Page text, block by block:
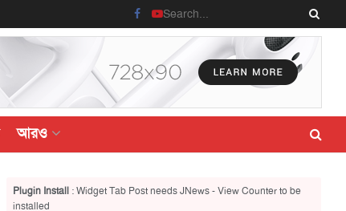
আরও
Plugin Install: Widget Tab Post needs JNews - View Counter to be
installed